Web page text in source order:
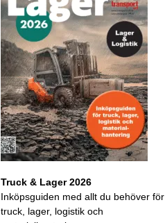
Truck & Lager 2026
Inköpsguiden med allt du behöver för
truck, lager, logistik och